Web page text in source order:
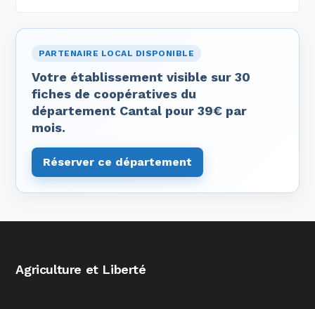
PARTENAIRE LOCAL DISPONIBLE
Votre établissement visible sur 30
fiches de coopératives du
département Cantal pour 39€ par
mois.
Réserver ce département
Agriculture et Liberté